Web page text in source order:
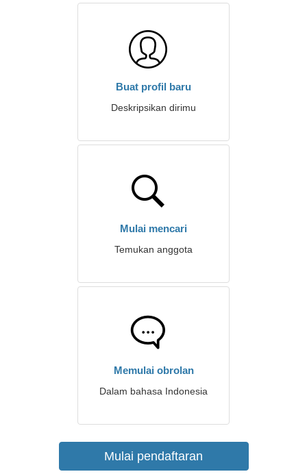
Buat profil baru
Deskripsikan dirimu
Mulai mencari
Temukan anggota
Memulai obrolan
Dalam bahasa Indonesia
Mulai pendaftaran